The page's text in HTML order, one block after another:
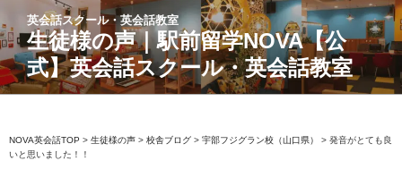
ン
テ
ン
ツ
ス
キ
英会話スクール・英会話教室
生徒様の声｜駅前留学NOVA【公
式】英会話スクール・英会話教室
NOVA英会話TOP > 生徒様の声 > 校舎ブログ > 宇部フジグラン校（山口県） > 発音がとても良
いと思いました！！